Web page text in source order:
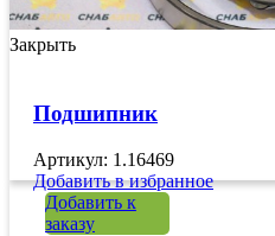
Закрыть
Подшипник
Артикул: 1.16469
Добавить в избранное
Добавить к
заказу